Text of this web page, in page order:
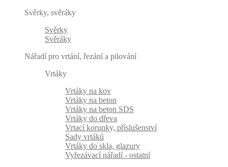
Svěrky, svěráky
Svěrky
Svěráky
Nářadí pro vrtání, řezání a pilování
Vrtáky
Vrtáky na kov
Vrtáky na beton
Vrtáky na beton SDS
Vrtáky do dřeva
Vrtací korunky, příslušenství
Sady vrtáků
Vrtáky do skla, glazury
Vyřezávací nářadí - ostatní